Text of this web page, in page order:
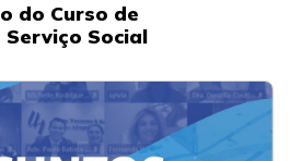
do Curso de
Serviço Social